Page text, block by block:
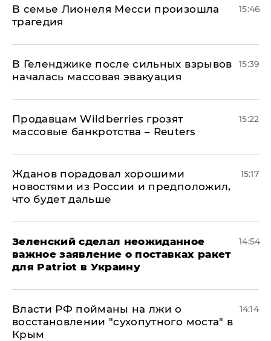
В семье Лионеля Месси произошла
трагедия
15:46
В Геленджике после сильных взрывов
началась массовая эвакуация
15:39
Продавцам Wildberries грозят
массовые банкротства – Reuters
15:22
Жданов порадовал хорошими
новостями из России и предположил,
что будет дальше
15:17
Зеленский сделал неожиданное
важное заявление о поставках ракет
для Patriot в Украину
14:54
Власти РФ пойманы на лжи о
восстановлении "сухопутного моста" в
Крым
14:14